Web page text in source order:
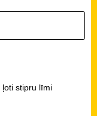
stipru līmi